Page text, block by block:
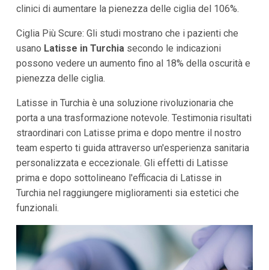
clinici di aumentare la pienezza delle ciglia del 106%.
Ciglia Più Scure: Gli studi mostrano che i pazienti che
usano Latisse in Turchiasecondo le indicazioni
possono vedere un aumento fino al 18% della oscurità e
pienezza delle ciglia.
Latisse in Turchia è una soluzione rivoluzionaria che
porta a una trasformazione notevole. Testimonia risultati
straordinari con Latisse prima e dopo mentre il nostro
team esperto ti guida attraverso un'esperienza sanitaria
personalizzata e eccezionale. Gli effetti di Latisse
prima e dopo sottolineano l'efficacia di Latisse in
Turchia nel raggiungere miglioramenti sia estetici che
funzionali.